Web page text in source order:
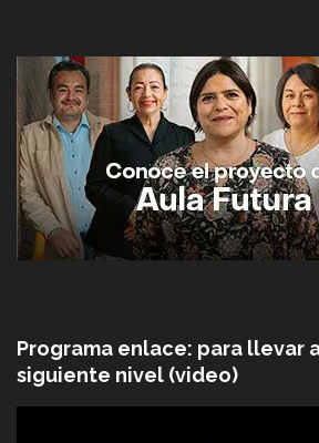
Programa enlace: para llevar
siguiente nivel (video)